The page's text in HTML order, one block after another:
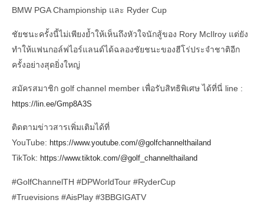
BMW PGA Championship และ Ryder Cup
ชัยชนะครั้งนี้ไม่เพียงย้ำให้เห็นถึงหัวใจนักสู้ของ Rory McIlroy แต่ยัง
ทำให้แฟนกอล์ฟไอร์แลนด์ได้ฉลองชัยชนะของฮีโร่ประจำชาติอีก
ครั้งอย่างสุดยิ่งใหญ่
สมัครสมาชิก golf channel member เพื่อรับสิทธิพิเศษ ได้ที่นี่ line :
https://lin.ee/Gmp8A3S
ติดตามข่าวสารเพิ่มเติมได้ที่
YouTube: https://www.youtube.com/@golfchannelthailand
TikTok: https://www.tiktok.com/@golf_channelthailand
#GolfChannelTH #DPWorldTour #RyderCup
#Truevisions #AisPlay #3BBGIGATV